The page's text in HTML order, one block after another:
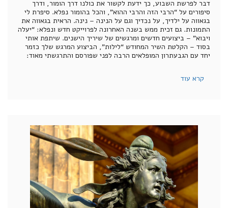
דבר לפרשת השבוע, כך ידעת לקשור את כולנו דרך הומור, ודרך
סיפורים על “הרבי הזה והרבי ההוא”, והכל בהומור נפלא. סיפרת לי
בגאווה על ילדיך, על נכדיך וגם על הנינה – נינה. הראית בגאווה את
התמונות. גם זכית ממש בשנה האחרונה לפרוייקט חדש ונפלא: “יעלה
ויבוא” – ביצועים חדשים ומרגשים של שיריך הישנים. שיתפת אותי
בסוד – הקלטת השיר המחודש “לילות”, הביצוע המרגש שלך כזמר
יחד עם הגבעתרון המופלאים הרבה לפני שפורסם והתרגשתי מאוד:
קרא עוד